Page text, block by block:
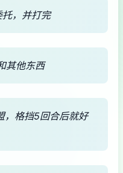
，并打完
其他东西
，格挡5回合后就好